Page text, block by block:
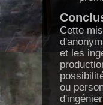
Cette
et les
ou